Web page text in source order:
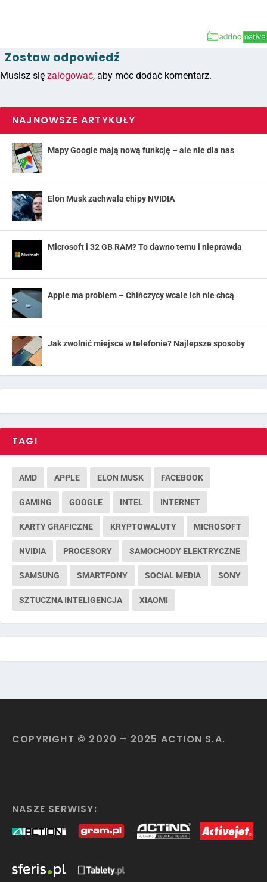
Zostaw odpowiedź
Musisz się zalogować, aby móc dodać komentarz.
NAJNOWSZE ARTYKUŁY
Mapy Google mają nową funkcję – ale nie dla nas
Elon Musk zachwala chipy NVIDIA
Microsoft i 32 GB RAM? To dawno temu i nieprawda
Apple ma problem – Chińczycy wcale ich nie chcą
Jak zwolnić miejsce w telefonie? Najlepsze sposoby
TAGI
AMD APPLE ELON MUSK FACEBOOK
GAMING GOOGLE INTEL INTERNET
KARTY GRAFICZNE KRYPTOWALUTY MICROSOFT
NVIDIA PROCESORY SAMOCHODY ELEKTRYCZNE
SAMSUNG SMARTFONY SOCIAL MEDIA SONY
SZTUCZNA INTELIGENCJA XIAOMI
COPYRIGHT © 2020 – 2025 ACTION S.A.
NASZE SERWISY: